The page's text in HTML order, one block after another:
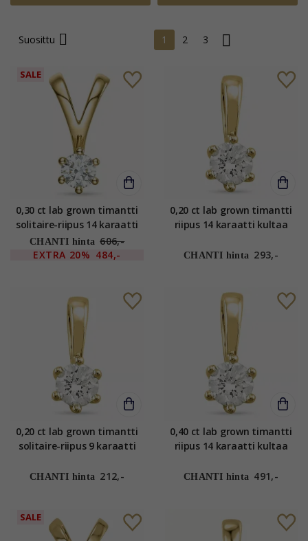
Suosittu 1 2 3
SALE
0,30 ct lab grown timantti
solitaire-riipus 14 karaatti
kultaa 0,30 ct
CHANTI hinta 606,-
EXTRA 20% 484,-
0,20 ct lab grown timantti
riipus 14 karaatti kultaa
CHANTI hinta 293,-
0,20 ct lab grown timantti
solitaire-riipus 9 karaatti
CHANTI hinta 212,-
0,40 ct lab grown timantti
riipus 14 karaatti kultaa
CHANTI hinta 491,-
SALE